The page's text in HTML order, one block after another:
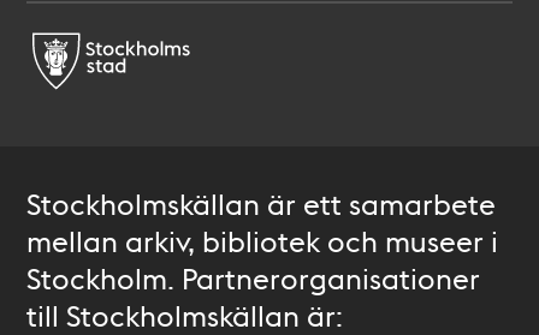
Stockholmskällan är ett samarbete
mellan arkiv, bibliotek och museer i
Stockholm. Partnerorganisationer
till Stockholmskällan är: